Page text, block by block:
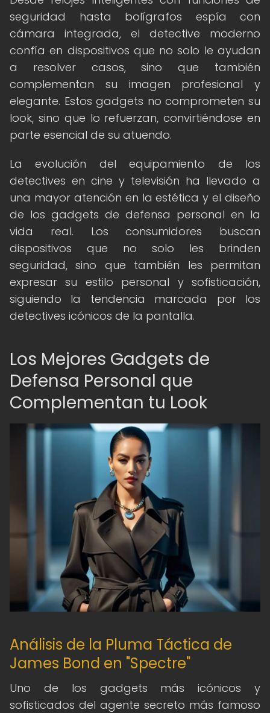
seguridad hasta bolígrafos espía con
cámara integrada, el detective moderno
confía en dispositivos que no solo le ayudan
a resolver casos, sino que también
complementan su imagen profesional y
elegante. Estos gadgets no comprometen su
look, sino que lo refuerzan, convirtiéndose en
parte esencial de su atuendo.
La evolución del equipamiento de los
detectives en cine y televisión ha llevado a
una mayor atención en la estética y el diseño
de los gadgets de defensa personal en la
vida real. Los consumidores buscan
dispositivos que no solo les brinden
seguridad, sino que también les permitan
expresar su estilo personal y sofisticación,
siguiendo la tendencia marcada por los
detectives icónicos de la pantalla.
Los Mejores Gadgets de
Defensa Personal que
Complementan tu Look
Análisis de la Pluma Táctica de
James Bond en "Spectre"
Uno de los gadgets más icónicos y
sofisticados del agente secreto más famoso